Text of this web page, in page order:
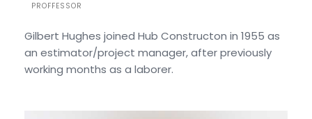
PROFFESSOR
Gilbert Hughes joined Hub Constructon in 1955 as
an estimator/project manager, after previously
working months as a laborer.